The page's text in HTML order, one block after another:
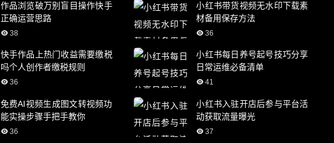
作品浏览破万别盲目操作快手
正确运营思路
38
快手作品上热门收益需要缴税
吗个人创作者缴税规则
36
免费AI视频生成图文转视频功
能实操步骤手把手教你
36
小红书带货视频无水印下载素
材备用保存方法
36
小红书每日养号起号技巧分享
日常运维必备清单
41
小红书入驻开店后参与平台活
动获取流量曝光
37